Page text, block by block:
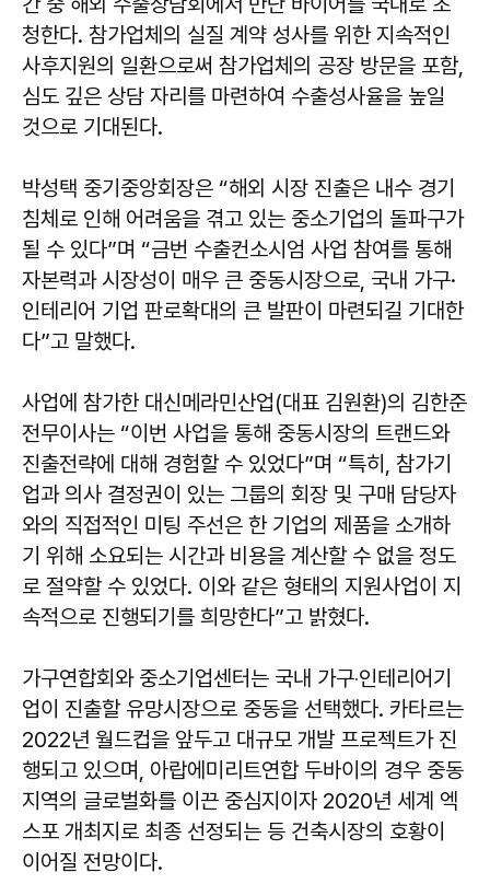
청한다. 참가업체의 실질 계약 성사를 위한 지속적인
사후지원의 일환으로써 참가업체의 공장 방문을 포함,
심도 깊은 상담 자리를 마련하여 수출성사율을 높일
것으로 기대된다.
박성택 중기중앙회장은 “해외 시장 진출은 내수 경기
침체로 인해 어려움을 겪고 있는 중소기업의 돌파구가
될 수 있다”며 “금번 수출컨소시엄 사업 참여를 통해
자본력과 시장성이 매우 큰 중동시장으로, 국내 가구·
인테리어 기업 판로확대의 큰 발판이 마련되길 기대한
다”고 말했다.
사업에 참가한 대신메라민산업(대표 김원환)의 김한준
전무이사는 “이번 사업을 통해 중동시장의 트랜드와
진출전략에 대해 경험할 수 있었다”며 “특히, 참가기
업과 의사 결정권이 있는 그룹의 회장 및 구매 담당자
와의 직접적인 미팅 주선은 한 기업의 제품을 소개하
기 위해 소요되는 시간과 비용을 계산할 수 없을 정도
로 절약할 수 있었다. 이와 같은 형태의 지원사업이 지
속적으로 진행되기를 희망한다”고 밝혔다.
가구연합회와 중소기업센터는 국내 가구‧인테리어기
업이 진출할 유망시장으로 중동을 선택했다. 카타르는
2022년 월드컵을 앞두고 대규모 개발 프로젝트가 진
행되고 있으며, 아랍에미리트연합 두바이의 경우 중동
지역의 글로벌화를 이끈 중심지이자 2020년 세계 엑
스포 개최지로 최종 선정되는 등 건축시장의 호황이
이어질 전망이다.